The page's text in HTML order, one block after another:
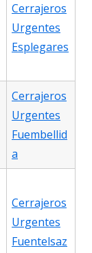
Cerrajeros
Urgentes
Esplegares
Cerrajeros
Urgentes
Fuembellid
a
Cerrajeros
Urgentes
Fuentelsaz